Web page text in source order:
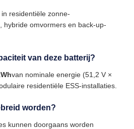
residentiële zonne-
hybride omvormers en back-up-
van deze batterij?
van nominale energie (51,2 V ×
residentiële ESS-installaties.
worden?
kunnen doorgaans worden